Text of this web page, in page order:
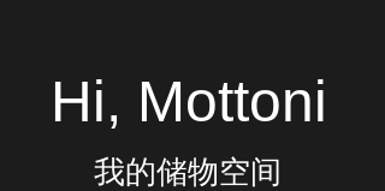
Hi, Mottoni
我的储物空间